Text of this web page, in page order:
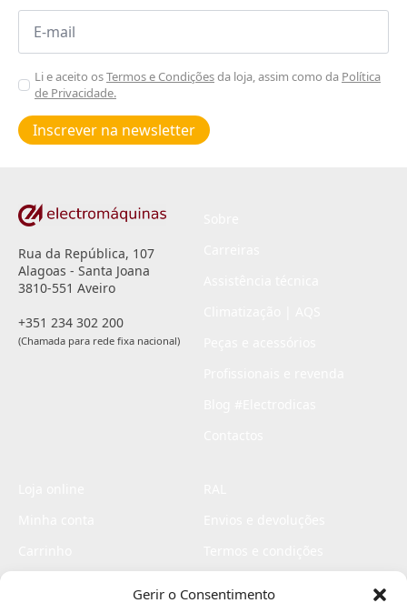
Gerir o Consentimento
Email
Aceitar
Poiticas
de
privacidade
Li e aceito osTermos e Condiçõesda loja, assim como da Política
de Privacidade.
Inscrever na newsletter
Rua da República, 107
Alagoas - Santa Joana
3810-551 Aveiro
+351 234 302 200
(Chamada para rede fixa nacional)